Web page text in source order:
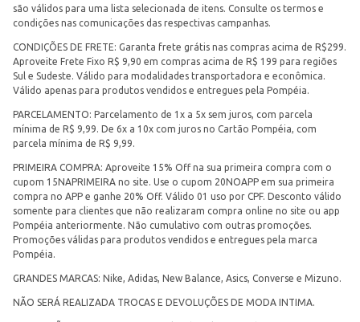
são válidos para uma lista selecionada de itens. Consulte os termos e
condições nas comunicações das respectivas campanhas.
CONDIÇÕES DE FRETE: Garanta frete grátis nas compras acima de R$299.
Aproveite Frete Fixo R$ 9,90 em compras acima de R$ 199 para regiões
Sul e Sudeste. Válido para modalidades transportadora e econômica.
Válido apenas para produtos vendidos e entregues pela Pompéia.
PARCELAMENTO: Parcelamento de 1x a 5x sem juros, com parcela
mínima de R$ 9,99. De 6x a 10x com juros no Cartão Pompéia, com
parcela mínima de R$ 9,99.
PRIMEIRA COMPRA: Aproveite 15% Off na sua primeira compra com o
cupom 15NAPRIMEIRA no site. Use o cupom 20NOAPP em sua primeira
compra no APP e ganhe 20% Off. Válido 01 uso por CPF. Desconto válido
somente para clientes que não realizaram compra online no site ou app
Pompéia anteriormente. Não cumulativo com outras promoções.
Promoções válidas para produtos vendidos e entregues pela marca
Pompéia.
GRANDES MARCAS: Nike, Adidas, New Balance, Asics, Converse e Mizuno.
NÃO SERÁ REALIZADA TROCAS E DEVOLUÇÕES DE MODA INTIMA.